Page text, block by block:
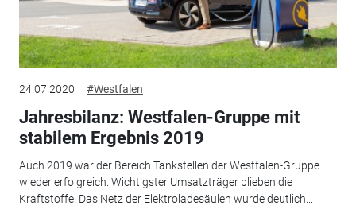
24.07.2020 #Westfalen
Jahresbilanz: Westfalen-Gruppe mit
stabilem Ergebnis 2019
Auch 2019 war der Bereich Tankstellen der Westfalen-Gruppe
wieder erfolgreich. Wichtigster Umsatzträger blieben die
Kraftstoffe. Das Netz der Elektroladesäulen wurde deutlich...